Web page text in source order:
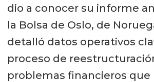
dio a conocer su informe
la Bolsa de Oslo, de
detalló datos operativos
proceso de
problemas financieros que